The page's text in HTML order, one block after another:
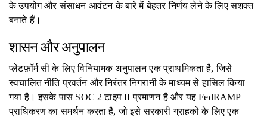
के उपयोग और संसाधन आवंटन के बारे में बेहतर निर्णय लेने के लिए सशक्त
बनाते हैं।
शासन और अनुपालन
प्लेटफ़ॉर्म सी के लिए विनियामक अनुपालन एक प्राथमिकता है, जिसे
स्वचालित नीति प्रवर्तन और निरंतर निगरानी के माध्यम से हासिल किया
गया है। इसके पास SOC 2 टाइप II प्रमाणन है और यह FedRAMP
प्राधिकरण का समर्थन करता है, जो इसे सरकारी ग्राहकों के लिए एक